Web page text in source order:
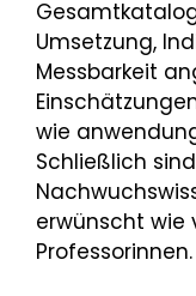
Umsetzung,
Messbarkeit
wie
Schließlich
erwünscht wie
Professorinnen.